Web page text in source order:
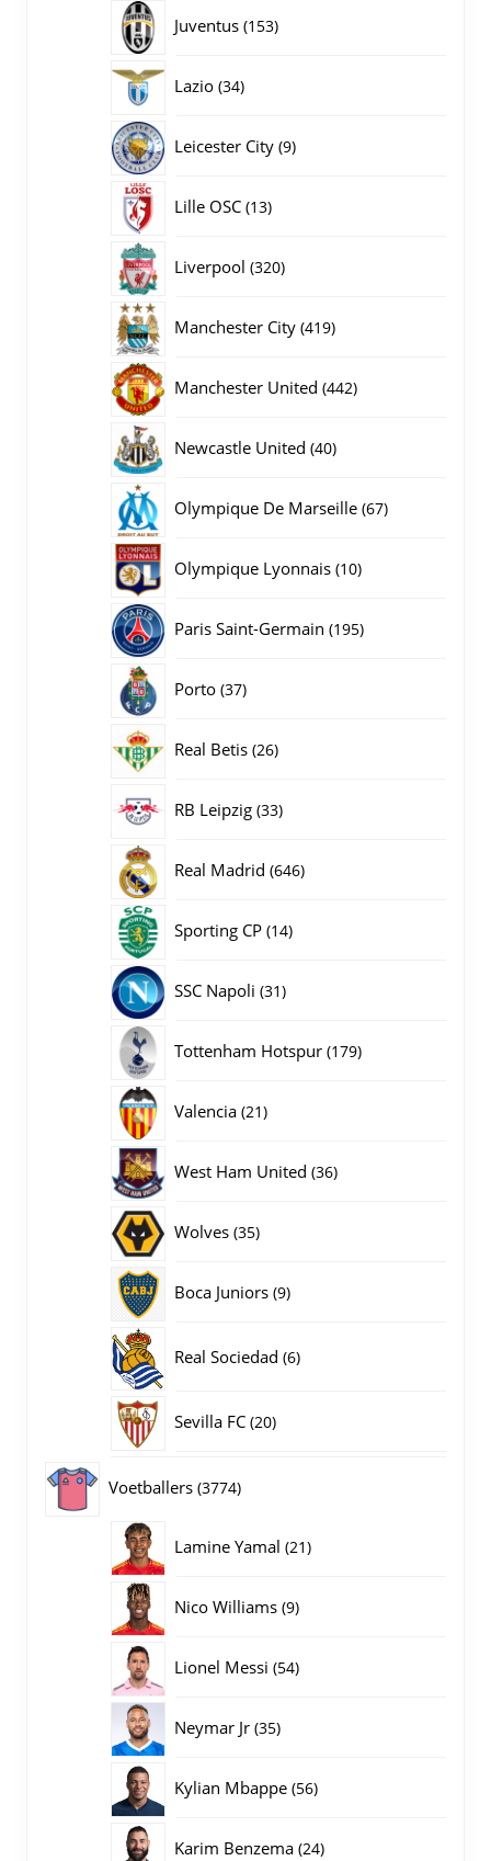
Juventus 153153
Lazio 3434
Leicester City 99
Lille OSC 1313
Liverpool 320320
Manchester City 419419
Manchester United 442442
Newcastle United 4040
Olympique De Marseille 6767
Olympique Lyonnais 1010
Paris Saint-Germain 195195
Porto 3737
Real Betis 2626
RB Leipzig 3333
Real Madrid 646646
Sporting CP 1414
SSC Napoli 3131
Tottenham Hotspur 179179
Valencia 2121
West Ham United 3636
Wolves 3535
Boca Juniors 99
Real Sociedad 66
Sevilla FC 2020
Voetballers 37743774
Lamine Yamal 2121
Nico Williams 99
Lionel Messi 5454
Neymar Jr 3535
Kylian Mbappe 5656
Karim Benzema 2424